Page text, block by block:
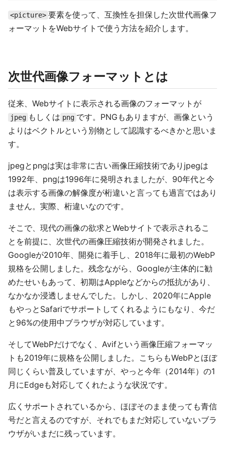
<picture> 要素を使って、互換性を担保した次世代画像フ
ォーマットをWebサイトで使う方法を紹介します。
次世代画像フォーマットとは
従来、Webサイトに表示される画像のフォーマットが
jpeg もしくは png です。PNGもありますが、画像という
よりはベクトルという別物として認識するべきかと思いま
す。
jpegとpngは実は非常に古い画像圧縮技術でありjpegは
1992年、pngは1996年に発明されましたが、90年代と今
は表示する画像の解像度が桁違いと言っても過言ではあり
ません。実際、桁違いなのです。
そこで、現代の画像の欲求とWebサイトで表示されるこ
とを前提に、次世代の画像圧縮技術が開発されました。
Googleが2010年、開発に着手し、2018年に最初のWebP
規格を公開しました。残念ながら、Googleが主体的に勧
めたせいもあって、初期はAppleなどからの抵抗があり、
なかなか浸透しませんでした。しかし、2020年にApple
もやっとSafariでサポートしてくれるようにもなり、今だ
と96%の使用中ブラウザが対応しています。
そしてWebPだけでなく、Avifという画像圧縮フォーマッ
トも2019年に規格を公開しました。こちらもWebPとほぼ
同じくらい普及していますが、やっと今年（2014年）の1
月にEdgeも対応してくれたような状況です。
広くサポートされているから、ほぼそのまま使っても青信
号だと言えるのですが、それでもまだ対応していないブラ
ウザがいまだに残っています。